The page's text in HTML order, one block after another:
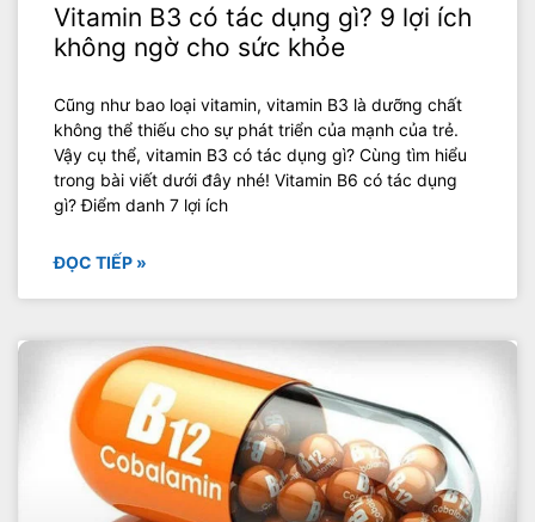
Vitamin B3 có tác dụng gì? 9 lợi ích
không ngờ cho sức khỏe
Cũng như bao loại vitamin, vitamin B3 là dưỡng chất
không thể thiếu cho sự phát triển của mạnh của trẻ.
Vậy cụ thể, vitamin B3 có tác dụng gì? Cùng tìm hiểu
trong bài viết dưới đây nhé! Vitamin B6 có tác dụng
gì? Điểm danh 7 lợi ích
ĐỌC TIẾP »